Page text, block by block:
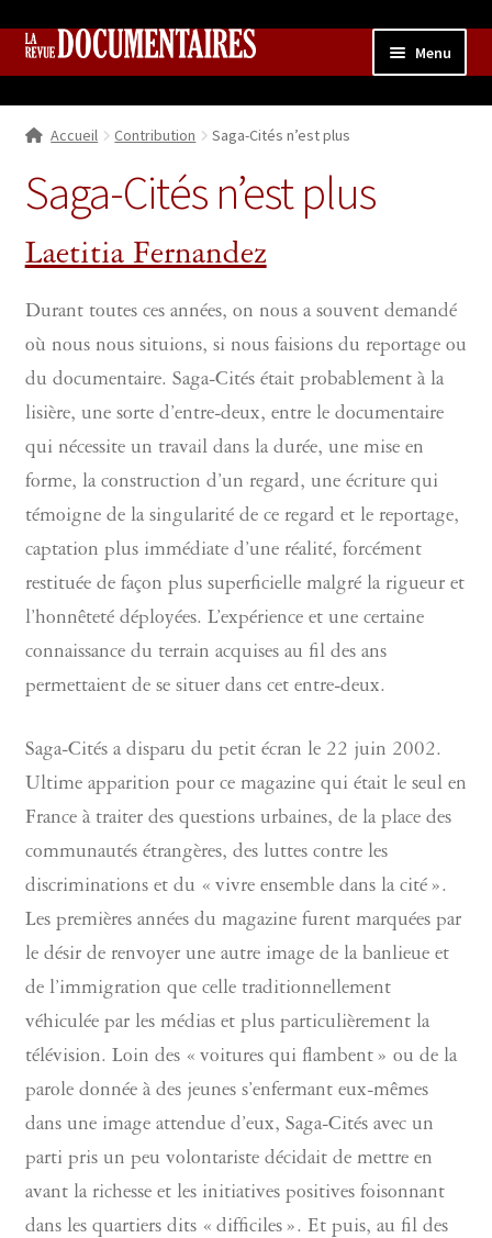
Aller
navigation
Aller
Menu
Qui sommes nous ?
Collection
enfant
le
enfant
Accueil Contribution Saga-Cités n’est plus
Saga-Cités n’est plus
Laetitia Fernandez
Durant toutes ces années, on nous a souvent demandé
où nous nous situions, si nous faisions du reportage ou
du documentaire. Saga-Cités était probablement à la
lisière, une sorte d’entre-deux, entre le documentaire
qui nécessite un travail dans la durée, une mise en
forme, la construction d’un regard, une écriture qui
témoigne de la singularité de ce regard et le reportage,
captation plus immédiate d’une réalité, forcément
restituée de façon plus superficielle malgré la rigueur et
l’honnêteté déployées. L’expérience et une certaine
connaissance du terrain acquises au fil des ans
permettaient de se situer dans cet entre-deux.
Saga-Cités a disparu du petit écran le 22 juin 2002.
Ultime apparition pour ce magazine qui était le seul en
France à traiter des questions urbaines, de la place des
communautés étrangères, des luttes contre les
discriminations et du « vivre ensemble dans la cité ».
Les premières années du magazine furent marquées par
le désir de renvoyer une autre image de la banlieue et
de l’immigration que celle traditionnellement
véhiculée par les médias et plus particulièrement la
télévision. Loin des « voitures qui flambent » ou de la
parole donnée à des jeunes s’enfermant eux-mêmes
dans une image attendue d’eux, Saga-Cités avec un
parti pris un peu volontariste décidait de mettre en
avant la richesse et les initiatives positives foisonnant
dans les quartiers dits « difficiles ». Et puis, au fil des